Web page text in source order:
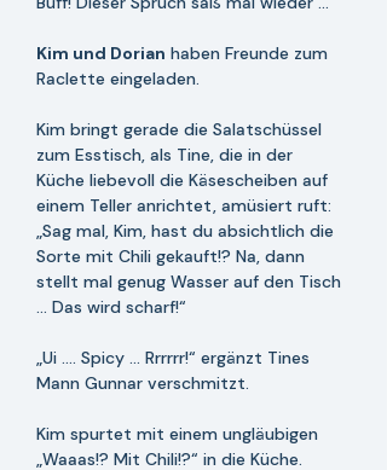
Kim und Dorian haben Freunde zum
Raclette eingeladen.
Kim bringt gerade die Salatschüssel
zum Esstisch, als Tine, die in der
Küche liebevoll die Käsescheiben auf
einem Teller anrichtet, amüsiert ruft:
„Sag mal, Kim, hast du absichtlich die
Sorte mit Chili gekauft!? Na, dann
stellt mal genug Wasser auf den Tisch
... Das wird scharf!“
„Ui .... Spicy ... Rrrrrr!“ ergänzt Tines
Mann Gunnar verschmitzt.
Kim spurtet mit einem ungläubigen
„Waaas!? Mit Chili!?“ in die Küche.